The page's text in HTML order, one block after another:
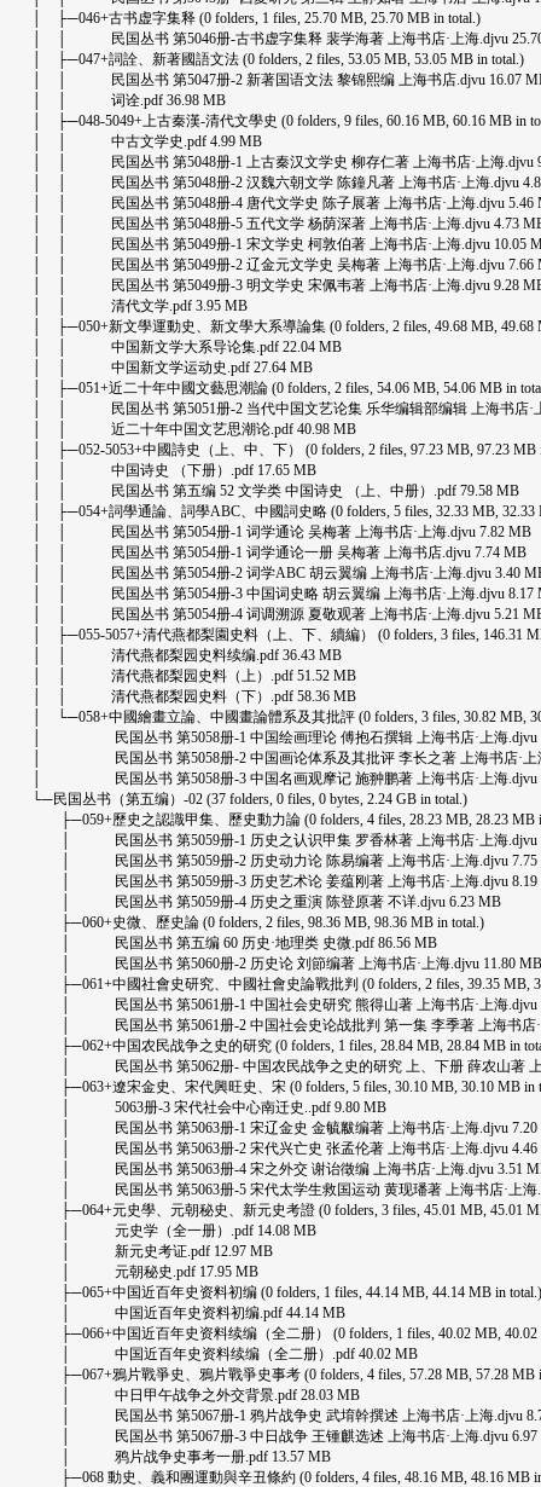
│ ├─046+古书虚字集释 (0 folders, 1 files, 25.70 MB, 25.70 MB in total.)
│ │ 民国丛书 第5046册-古书虚字集释 裴学海著 上海书店·上海.djvu
│ ├─047+詞詮、新著國語文法 (0 folders, 2 files, 53.05 MB, 53.05 MB in total.)
│ │ 民国丛书 第5047册-2 新著国语文法 黎锦熙编 上海书店.djvu 16.07
│ │ 词诠.pdf 36.98 MB
│ ├─048-5049+上古秦漢-清代文學史 (0 folders, 9 files, 60.16 MB, 60.16 MB in
│ │ 中古文学史.pdf 4.99 MB
│ │ 民国丛书 第5048册-1 上古秦汉文学史 柳存仁著 上海书店·上海.djvu
│ │ 民国丛书 第5048册-2 汉魏六朝文学 陈鐘凡著 上海书店·上海.djvu
│ │ 民国丛书 第5048册-4 唐代文学史 陈子展著 上海书店·上海.djvu 5.46
│ │ 民国丛书 第5048册-5 五代文学 杨荫深著 上海书店·上海.djvu 4.73
│ │ 民国丛书 第5049册-1 宋文学史 柯敦伯著 上海书店·上海.djvu 10.05
│ │ 民国丛书 第5049册-2 辽金元文学史 吴梅著 上海书店·上海.djvu 7.66
│ │ 民国丛书 第5049册-3 明文学史 宋佩韦著 上海书店·上海.djvu 9.28
│ │ 清代文学.pdf 3.95 MB
│ ├─050+新文學運動史、新文學大系導論集 (0 folders, 2 files, 49.68 MB, 49.68
│ │ 中国新文学大系导论集.pdf 22.04 MB
│ │ 中国新文学运动史.pdf 27.64 MB
│ ├─051+近二十年中國文藝思潮論 (0 folders, 2 files, 54.06 MB, 54.06 MB in
│ │ 民国丛书 第5051册-2 当代中国文艺论集 乐华编辑部编辑 上海书店·
│ │ 近二十年中国文艺思潮论.pdf 40.98 MB
│ ├─052-5053+中國詩史（上、中、下） (0 folders, 2 files, 97.23 MB, 97.23 MB
│ │ 中国诗史 （下册）.pdf 17.65 MB
│ │ 民国丛书 第五编 52 文学类 中国诗史 （上、中册）.pdf 79.58 MB
│ ├─054+詞學通論、詞學ABC、中國詞史略 (0 folders, 5 files, 32.33 MB, 32.33
│ │ 民国丛书 第5054册-1 词学通论 吴梅著 上海书店·上海.djvu 7.82 MB
│ │ 民国丛书 第5054册-1 词学通论一册 吴梅著 上海书店.djvu 7.74 MB
│ │ 民国丛书 第5054册-2 词学ABC 胡云翼编 上海书店·上海.djvu 3.40
│ │ 民国丛书 第5054册-3 中国词史略 胡云翼编 上海书店·上海.djvu 8.17
│ │ 民国丛书 第5054册-4 词调溯源 夏敬观著 上海书店·上海.djvu 5.21
│ ├─055-5057+清代燕都梨園史料（上、下、續編） (0 folders, 3 files, 146.31
│ │ 清代燕都梨园史料续编.pdf 36.43 MB
│ │ 清代燕都梨园史料（上）.pdf 51.52 MB
│ │ 清代燕都梨园史料（下）.pdf 58.36 MB
│ └─058+中國繪畫立論、中國畫論體系及其批評 (0 folders, 3 files, 30.82 MB,
│ 民国丛书 第5058册-1 中国绘画理论 傅抱石撰辑 上海书店·上海.djvu
│ 民国丛书 第5058册-2 中国画论体系及其批评 李长之著 上海书店·上
│ 民国丛书 第5058册-3 中国名画观摩记 施翀鹏著 上海书店·上海.djvu
└─民国丛书（第五编）-02 (37 folders, 0 files, 0 bytes, 2.24 GB in total.)
├─059+歷史之認識甲集、歷史動力論 (0 folders, 4 files, 28.23 MB, 28.23 MB
│ 民国丛书 第5059册-1 历史之认识甲集 罗香林著 上海书店·上海.djvu
│ 民国丛书 第5059册-2 历史动力论 陈易编著 上海书店·上海.djvu 7.75
│ 民国丛书 第5059册-3 历史艺术论 姜蕴刚著 上海书店·上海.djvu 8.19
│ 民国丛书 第5059册-4 历史之重演 陈登原著 不详.djvu 6.23 MB
├─060+史微、歷史論 (0 folders, 2 files, 98.36 MB, 98.36 MB in total.)
│ 民国丛书 第五编 60 历史·地理类 史微.pdf 86.56 MB
│ 民国丛书 第5060册-2 历史论 刘節编著 上海书店·上海.djvu 11.80 MB
├─061+中國社會史研究、中國社會史論戰批判 (0 folders, 2 files, 39.35 MB,
│ 民国丛书 第5061册-1 中国社会史研究 熊得山著 上海书店·上海.djvu
│ 民国丛书 第5061册-2 中国社会史论战批判 第一集 李季著 上海书店·
├─062+中国农民战争之史的研究 (0 folders, 1 files, 28.84 MB, 28.84 MB in
│ 民国丛书 第5062册- 中国农民战争之史的研究 上、下册 薛农山著 上
├─063+遼宋金史、宋代興旺史、宋 (0 folders, 5 files, 30.10 MB, 30.10 MB in
│ 5063册-3 宋代社会中心南迁史..pdf 9.80 MB
│ 民国丛书 第5063册-1 宋辽金史 金毓黻编著 上海书店·上海.djvu 7.20
│ 民国丛书 第5063册-2 宋代兴亡史 张孟伦著 上海书店·上海.djvu 4.46
│ 民国丛书 第5063册-4 宋之外交 谢诒徵编 上海书店·上海.djvu 3.51
│ 民国丛书 第5063册-5 宋代太学生救国运动 黄现璠著 上海书店·上海
├─064+元史學、元朝秘史、新元史考證 (0 folders, 3 files, 45.01 MB, 45.01
│ 元史学（全一册）.pdf 14.08 MB
│ 新元史考证.pdf 12.97 MB
│ 元朝秘史.pdf 17.95 MB
├─065+中国近百年史资料初编 (0 folders, 1 files, 44.14 MB, 44.14 MB in total.)
│ 中国近百年史资料初编.pdf 44.14 MB
├─066+中国近百年史资料续编（全二册） (0 folders, 1 files, 40.02 MB, 40.02
│ 中国近百年史资料续编（全二册）.pdf 40.02 MB
├─067+鴉片戰爭史、鴉片戰爭史事考 (0 folders, 4 files, 57.28 MB, 57.28 MB
│ 中日甲午战争之外交背景.pdf 28.03 MB
│ 民国丛书 第5067册-1 鸦片战争史 武堉幹撰述 上海书店·上海.djvu
│ 民国丛书 第5067册-3 中日战争 王锺麒选述 上海书店·上海.djvu 6.97
│ 鸦片战争史事考一册.pdf 13.57 MB
├─068 動史、義和團運動與辛丑條約 (0 folders, 4 files, 48.16 MB, 48.16 MB